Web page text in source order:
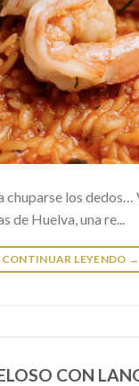
chuparse los dedos…
de Huelva, una re...
CONTINUAR LEYENDO →
CON